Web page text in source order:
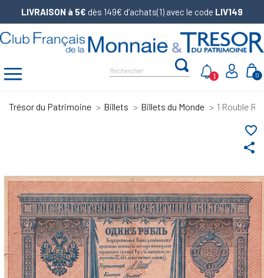
LIVRAISON à 5€ dès 149€ d’achats(1) avec le code LIV149
0
1
Trésor du Patrimoine Billets Billets du Monde 1 Rouble
share
favorite_border